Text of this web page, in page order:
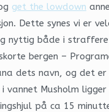
get the lowdown
Dette synes vi er
nyttig både i
bergen –
dets navn, og det
i vannet Musholm
på ca 15